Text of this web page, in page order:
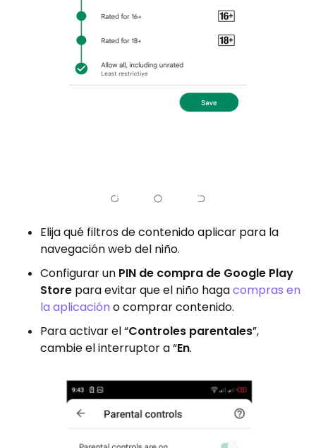
Elija qué filtros de contenido aplicar para la
navegación web del niño.
Configurar un PIN de compra de Google Play
Store para evitar que el niño hagacompras en
la aplicación o comprar contenido.
Para activar el “Controles parentales”,
cambie el interruptor a “En.